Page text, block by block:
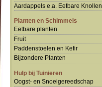
Aardappels e.a. Eetbare Knollen
Planten en Schimmels
Eetbare planten
Fruit
Paddenstoelen en Kefir
Bijzondere Planten
Hulp bij Tuinieren
Oogst- en Snoeigereedschap